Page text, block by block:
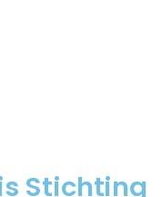
Stichting